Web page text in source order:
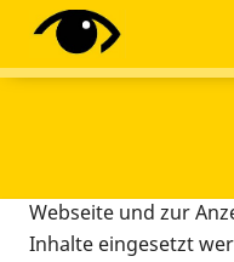
Diese Webseite
Tracking-Tools ein.
Webseite und zur
Inhalte eingesetzt